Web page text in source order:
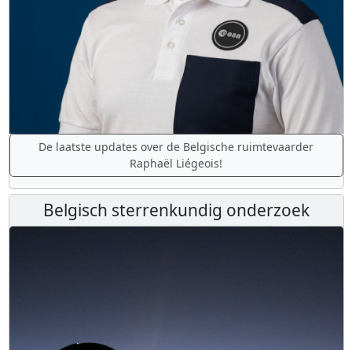
De laatste updates over de Belgische ruimtevaarder
Raphaël Liégeois!
Belgisch sterrenkundig onderzoek